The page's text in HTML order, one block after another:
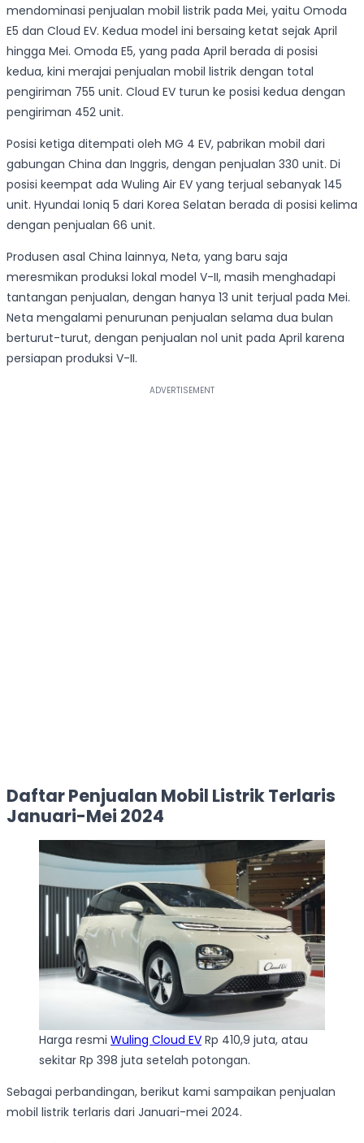
mendominasi penjualan mobil listrik pada Mei, yaitu Omoda
E5 dan Cloud EV. Kedua model ini bersaing ketat sejak April
hingga Mei. Omoda E5, yang pada April berada di posisi
kedua, kini merajai penjualan mobil listrik dengan total
pengiriman 755 unit. Cloud EV turun ke posisi kedua dengan
pengiriman 452 unit.
Posisi ketiga ditempati oleh MG 4 EV, pabrikan mobil dari
gabungan China dan Inggris, dengan penjualan 330 unit. Di
posisi keempat ada Wuling Air EV yang terjual sebanyak 145
unit. Hyundai Ioniq 5 dari Korea Selatan berada di posisi kelima
dengan penjualan 66 unit.
Produsen asal China lainnya, Neta, yang baru saja
meresmikan produksi lokal model V-II, masih menghadapi
tantangan penjualan, dengan hanya 13 unit terjual pada Mei.
Neta mengalami penurunan penjualan selama dua bulan
berturut-turut, dengan penjualan nol unit pada April karena
persiapan produksi V-II.
Daftar Penjualan Mobil Listrik Terlaris
Januari-Mei 2024
Harga resmi Wuling Cloud EV Rp 410,9 juta, atau
sekitar Rp 398 juta setelah potongan.
Sebagai perbandingan, berikut kami sampaikan penjualan
mobil listrik terlaris dari Januari-mei 2024.